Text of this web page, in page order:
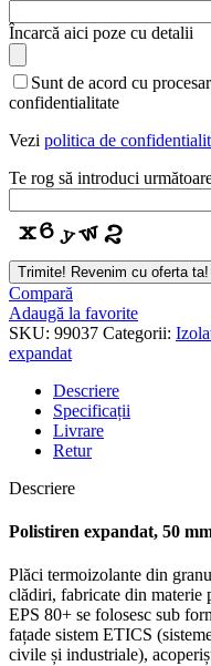
Website
URL
Încarcă aici poze cu detalii
Sunt de acord cu
confidentialitate
Vezi politica de
Te rog să introduci
Trimite! Revenim cu oferta ta!
Compară
Adaugă la favorite
SKU: 99037 Categorii:
expandat
Descriere
Specificații
Livrare
Retur
Descriere
Polistiren expandat, 50
Plăci termoizolante din
clădiri, fabricate din
EPS 80+ se folosesc sub
fațade sistem ETICS
civile și industriale),